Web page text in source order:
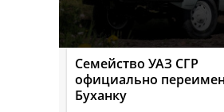
Семейство УАЗ СГР
официально
Буханку